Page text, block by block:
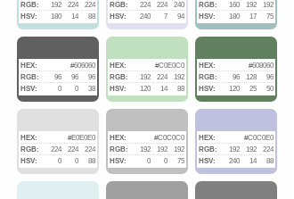
RGB:
192 224
224
HSV:
180 14 88
RGB:
224 224
240
HSV:
240 7 94
RGB:
160 192
192
HSV:
180 17 75
HEX:
#606060
RGB:
96 96
96
HSV:
0 0 38
HEX:
#C0E0C0
RGB:
192 224
192
HSV:
120 14 88
HEX:
#608060
RGB:
96 128
96
HSV:
120 25 50
HEX:
#E0E0E0
RGB:
224 224
224
HSV:
0 0 88
HEX:
#C0C0C0
RGB:
192 192
192
HSV:
0 0 75
HEX:
#C0C0E0
RGB:
192 192
224
HSV:
240 14 88